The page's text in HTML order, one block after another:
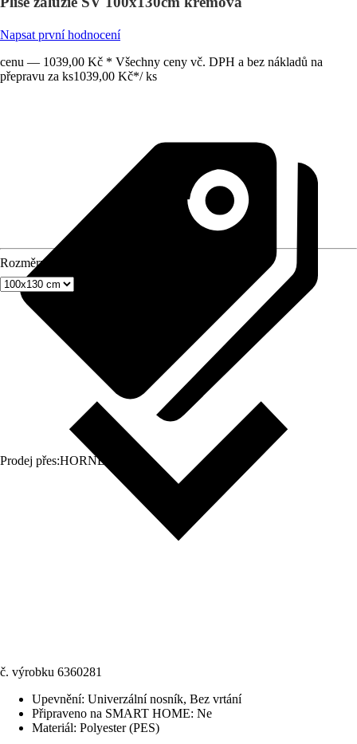
Napsat první hodnocení
cenu — 1039,00 Kč * Všechny ceny vč. DPH a bez nákladů na
přepravu za ks1039,00 Kč*/ ks
Prodej přes:HORNBACH
Rozměry (ŠxV)
č. výrobku 6360281
Upevnění: Univerzální nosník, Bez vrtání
Připraveno na SMART HOME: Ne
Materiál: Polyester (PES)